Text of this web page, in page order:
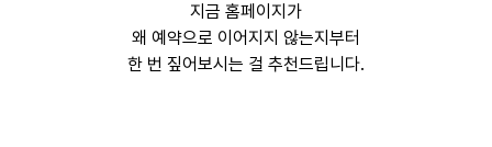
지금 홈페이지가
왜 예약으로 이어지지 않는지부터
한 번 짚어보시는 걸 추천드립니다.